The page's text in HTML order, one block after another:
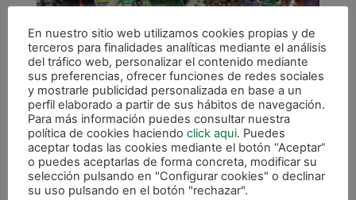
Jesulito reapareció en este partido tras cumplir su
sanción.
Ya en la segunda mitad, los de Imanol saltaron
a la pista dispuestos a poner tierra de por
medio en el resultado y garantizarse la
victoria final. Jesulito probaba los reflejos de
En nuestro sitio web utilizamos cookies propias y de
terceros para finalidades analíticas mediante el análisis
del tráfico web, personalizar el contenido mediante
sus preferencias, ofrecer funciones de redes sociales
y mostrarle publicidad personalizada en base a un
perfil elaborado a partir de sus hábitos de navegación.
Para más información puedes consultar nuestra
política de cookies haciendo click aqui. Puedes
aceptar todas las cookies mediante el botón “Aceptar”
o puedes aceptarlas de forma concreta, modificar su
selección pulsando en "Configurar cookies" o declinar
su uso pulsando en el botón "rechazar".